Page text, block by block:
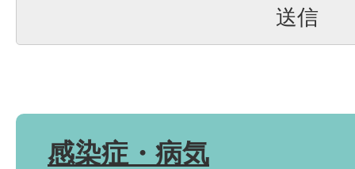
感染症・病気